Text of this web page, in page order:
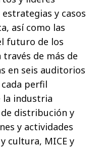
y casos
así como las
futuro de los
de más de
en seis auditorios
perfil
la industria
distribución y
y actividades
cultura, MICE y